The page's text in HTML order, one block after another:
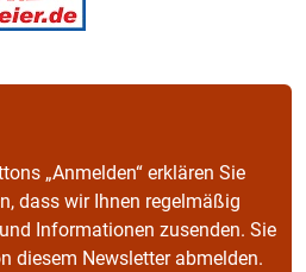
„Anmelden“ erklären Sie
dass wir Ihnen regelmäßig
Informationen zusenden. Sie
diesem Newsletter abmelden.